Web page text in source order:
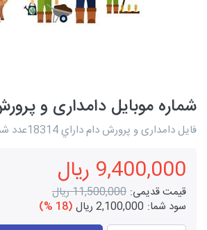
شماره موبایل دامداری و
فایل دامداری و پرورش دام داراي 18314عدد شماره موبايل ميباشد
9,400,000 ریال
قیمت قدیمی: 11,500,000 ریال
سود شما: 2,100,000 ریال (18 %)